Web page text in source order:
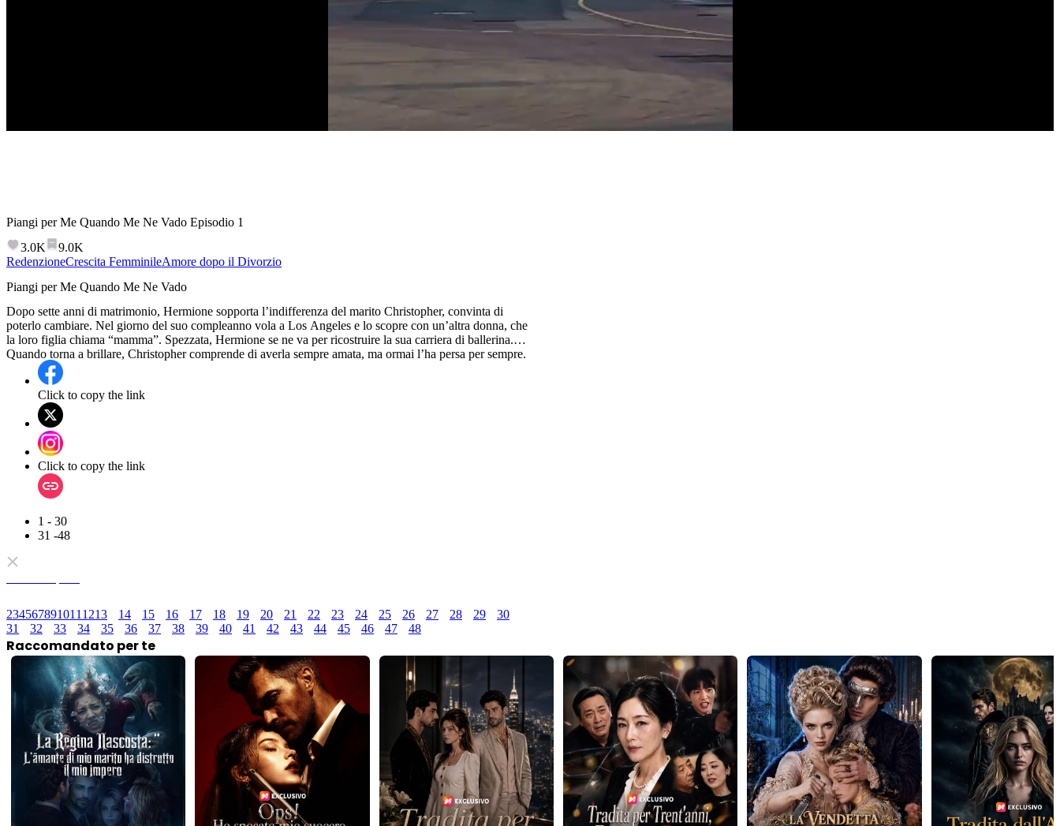
Piangi per Me Quando Me Ne Vado Episodio 1
3.0K
9.0K
RedenzioneCrescita FemminileAmore dopo il Divorzio
Piangi per Me Quando Me Ne Vado
Dopo sette anni di matrimonio, Hermione sopporta l’indifferenza del marito Christopher, convinta di
poterlo cambiare. Nel giorno del suo compleanno vola a Los Angeles e lo scopre con un’altra donna, che
la loro figlia chiama “mamma”. Spezzata, Hermione se ne va per ricostruire la sua carriera di ballerina.
Quando torna a brillare, Christopher comprende di averla sempre amata, ma ormai l’ha persa per sempre.
Click to copy the link
Click to copy the link
1 - 30
31 -48
234567891011 1213 14 15 16 17 18 19 20 21 22 23 24 25 26 27 28 29
30
31
32 33 34 35 36 37 38 39 40 41 42 43 44 45 46 47 48
Raccomandato per te